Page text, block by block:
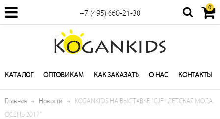
+7 (495) 660-21-30
0
КАТАЛОГ ОПТОВИКАМ КАК ЗАКАЗАТЬ О НАС КОНТАКТЫ
Главная Новости
KOGANKIDS НА ВЫСТАВКЕ "CJF - ДЕТСКАЯ МОДА.
ОСЕНЬ 2017"